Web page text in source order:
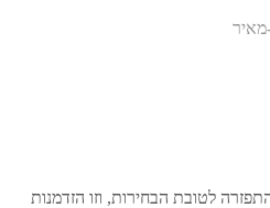
מאיר
לטובת הבחירות, וזו הזדמנות